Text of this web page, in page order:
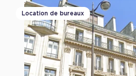
Location de bureaux